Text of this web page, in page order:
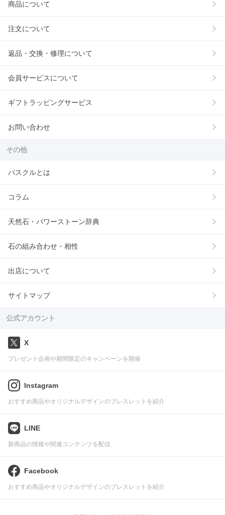
商品について
注文について
返品・交換・修理について
会員サービスについて
ギフトラッピングサービス
お問い合わせ
その他
パスクルとは
コラム
天然石・パワーストーン辞典
石の組み合わせ・相性
出店について
サイトマップ
公式アカウント
X
プレゼント企画や期間限定のキャンペーンを開催
Instagram
おすすめ商品やオリジナルデザインのブレスレットを紹介
LINE
新商品の情報や関連コンテンツを配信
Facebook
おすすめ商品やオリジナルデザインのブレスレットを紹介